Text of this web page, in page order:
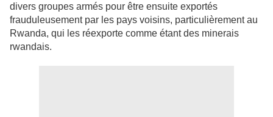
divers groupes armés pour être ensuite exportés
frauduleusement par les pays voisins, particulièrement au
Rwanda, qui les réexporte comme étant des minerais
rwandais.